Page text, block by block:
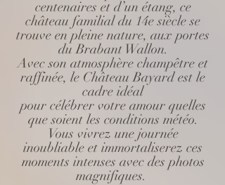
centenaires et d’un étang, ce
château familial du 14e siècle se
trouve en pleine nature, aux portes
du Brabant Wallon.
Avec son atmosphère champêtre et
raffinée, le Château Bayard est le
cadre idéal
pour célébrer votre amour quelles
que soient les conditions météo.
Vous vivrez une journée
inoubliable et immortaliserez ces
moments intenses avec des photos
magnifiques.